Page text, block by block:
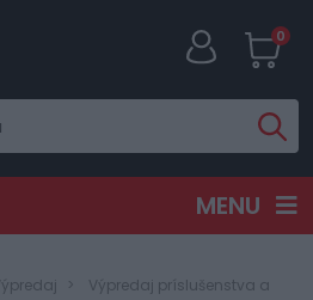
0
MENU
Výpredaj príslušenstva a